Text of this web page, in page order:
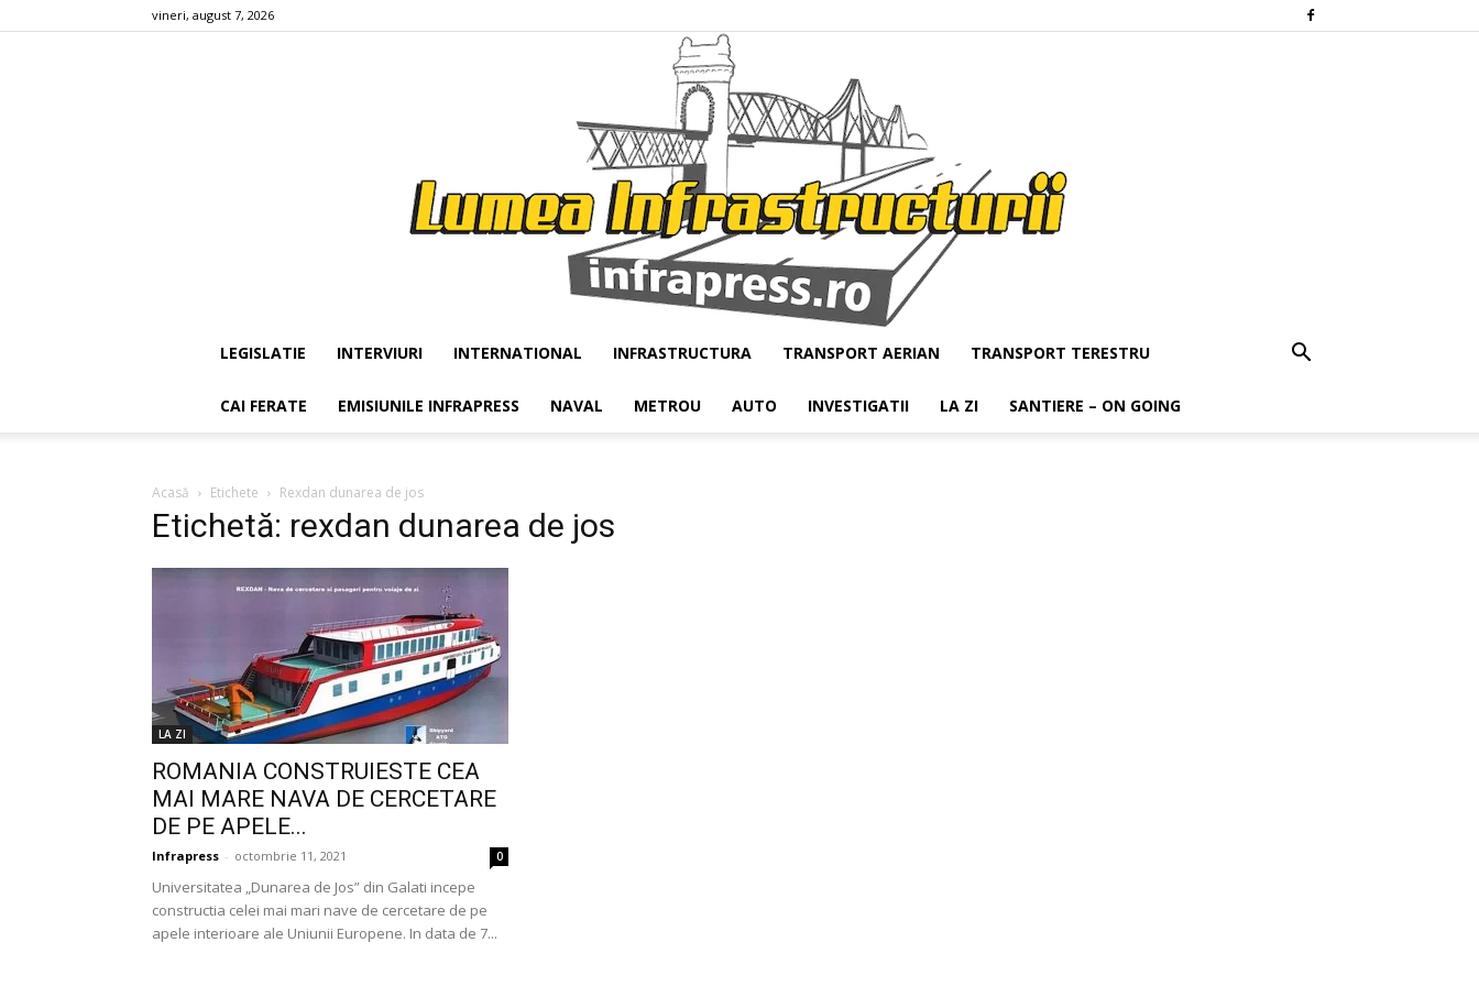
vineri, august 7, 2026
Infrapress
LEGISLATIE INTERVIURI INTERNATIONAL INFRASTRUCTURA TRANSPORT AERIAN TRANSPORT TERESTRU
CAI FERATE EMISIUNILE INFRAPRESS NAVAL METROU AUTO INVESTIGATII LA ZI SANTIERE – ON GOING
Acasă Etichete Rexdan dunarea de jos
Etichetă: rexdan dunarea de jos
LA ZI
ROMANIA CONSTRUIESTE CEA
MAI MARE NAVA DE CERCETARE
DE PE APELE...
Infrapress - octombrie 11, 2021 0
Universitatea „Dunarea de Jos” din Galati incepe
constructia celei mai mari nave de cercetare de pe
apele interioare ale Uniunii Europene. In data de 7...